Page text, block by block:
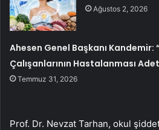
Ağustos 2, 2026
Ahesen Genel Başkanı Kandemir:
Çalışanlarının Hastalanması
Temmuz 31, 2026
Prof. Dr. Nevzat Tarhan, okul